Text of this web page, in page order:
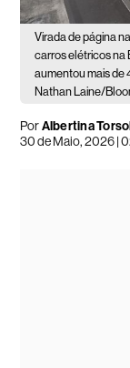
Virada de página
carros elétricos na
aumentou mais de
Nathan Laine/
PorAlbertina
30 de Maio, 2026 |